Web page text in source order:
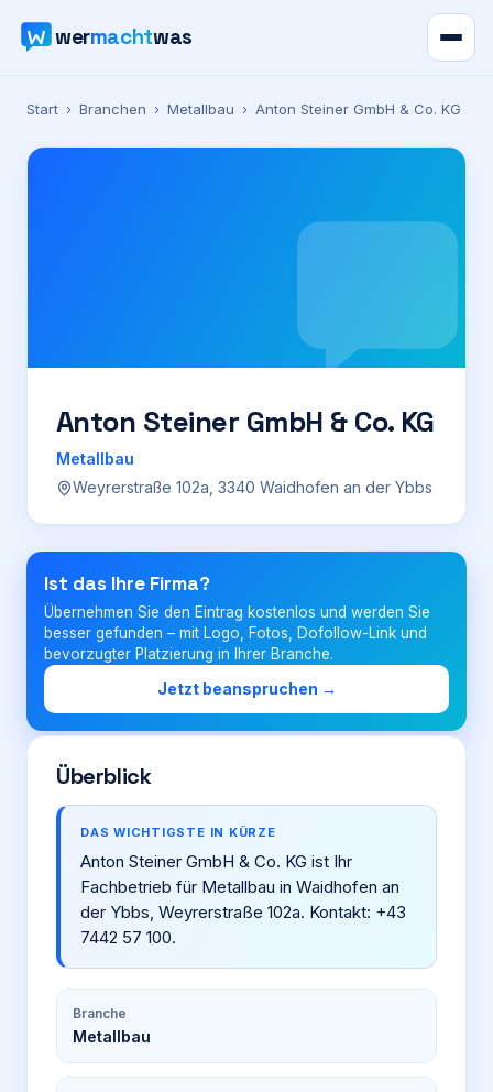
wermachtwas
Verzeichnis
Karte
Preise
Für Firmen
Login
Firma eintragen
Start › Branchen › Metallbau › Anton Steiner GmbH & Co. KG
Anton Steiner GmbH & Co. KG
Metallbau
Weyrerstraße 102a, 3340 Waidhofen an der Ybbs
Ist das Ihre Firma?
Übernehmen Sie den Eintrag kostenlos und werden Sie
besser gefunden – mit Logo, Fotos, Dofollow-Link und
bevorzugter Platzierung in Ihrer Branche.
Jetzt beanspruchen →
Überblick
DAS WICHTIGSTE IN KÜRZE
Anton Steiner GmbH & Co. KG ist Ihr
Fachbetrieb für Metallbau in Waidhofen an
der Ybbs, Weyrerstraße 102a. Kontakt: +43
7442 57 100.
Branche
Metallbau